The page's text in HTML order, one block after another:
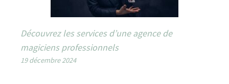
Découvrez les services d’une agence de
magiciens professionnels
19 décembre 2024